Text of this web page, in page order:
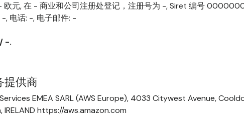
欧元, 在 - 商业和公司注册处登记，注册号为 -, Siret 编号
, 电话: -, 电子邮件: -
-.
提供商
EMEA SARL (AWS Europe), 4033 Citywest Avenue,
IRELAND https://aws.amazon.com